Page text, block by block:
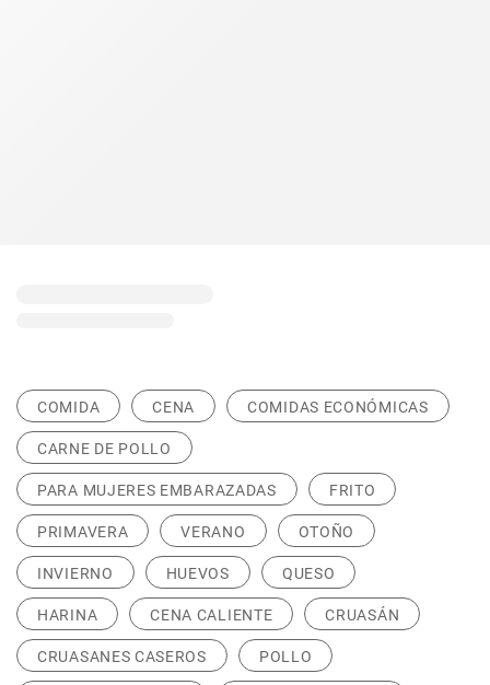
COMIDA CENA COMIDAS ECONÓMICAS
CARNE DE POLLO
PARA MUJERES EMBARAZADAS FRITO
PRIMAVERA VERANO OTOÑO
INVIERNO HUEVOS QUESO
HARINA CENA CALIENTE CRUASÁN
CRUASANES CASEROS POLLO